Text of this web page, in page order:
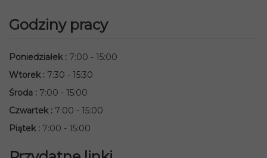
Godziny pracy
Poniedziałek: 7:00 - 15:00
Wtorek: 7:30 - 15:30
Środa : 7:00 - 15:00
Czwartek: 7:00 - 15:00
Piątek: 7:00 - 15:00